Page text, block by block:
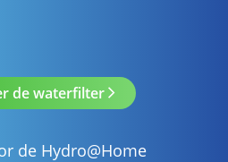
de waterfilter
de Hydro@Home